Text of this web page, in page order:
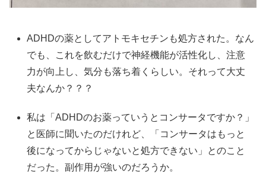
ADHDの薬としてアトモキセチンも処方された。なん
でも、これを飲むだけで神経機能が活性化し、注意
力が向上し、気分も落ち着くらしい。それって大丈
夫なんか？？？
私は「ADHDのお薬っていうとコンサータですか？」
と医師に聞いたのだけれど、「コンサータはもっと
後になってからじゃないと処方できない」とのこと
だった。副作用が強いのだろうか。